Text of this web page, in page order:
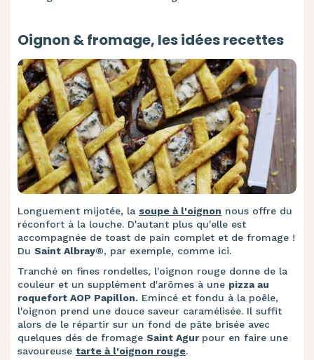
Oignon & fromage, les idées recettes
Longuement mijotée, la soupe à l'oignon nous offre du
réconfort à la louche. D'autant plus qu'elle est
accompagnée de toast de pain complet et de fromage !
Du Saint Albray®, par exemple, comme ici.
Tranché en fines rondelles, l'oignon rouge donne de la
couleur et un supplément d'arômes à une pizza au
roquefort AOP Papillon. Emincé et fondu à la poêle,
l'oignon prend une douce saveur caramélisée. Il suffit
alors de le répartir sur un fond de pâte brisée avec
quelques dés de fromage Saint Agur pour en faire une
savoureuse tarte à l'oignon rouge.